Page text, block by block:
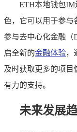
ETH本地钱包IM
色，它可以用于参与
参与去中心化金融（
启全新的金融体验，
及时获取更多的项目
有力的支持。
未来发展